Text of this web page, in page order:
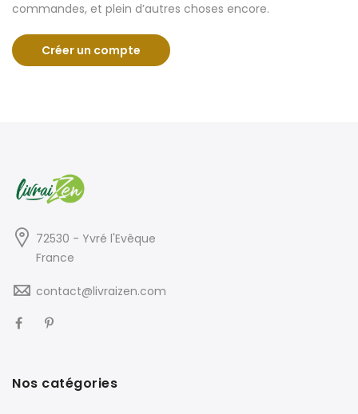
commandes, et plein d’autres choses encore.
Créer un compte
72530 - Yvré l'Evêque
France
contact@livraizen.com
Nos catégories